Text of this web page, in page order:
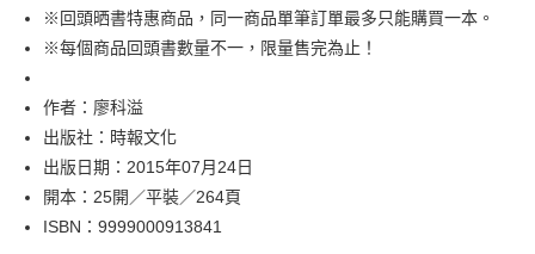
每筆NT$60，滿NT$499(含以上)免運費
宅配
每筆NT$100，滿NT$499(含以上)免運費
※回頭晒書特惠商品，同一商品單筆訂單最多只能購買一本。
※每個商品回頭書數量不一，限量售完為止！
作者：廖科溢
出版社：時報文化
出版日期：2015年07月24日
開本：25開／平裝／264頁
ISBN：9999000913841